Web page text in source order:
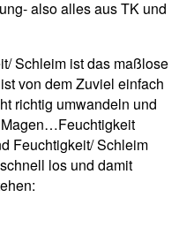
also alles aus TK und
Schleim ist das maßlose
von dem Zuviel einfach
richtig umwandeln und
Feuchtigkeit/ Schleim
los und damit